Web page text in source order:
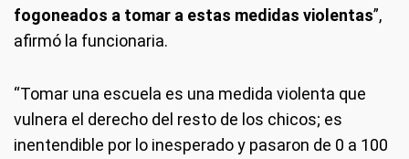
fogoneados a tomar a estas medidas violentas”,
afirmó la funcionaria.
“Tomar una escuela es una medida violenta que
vulnera el derecho del resto de los chicos; es
inentendible por lo inesperado y pasaron de 0 a 100